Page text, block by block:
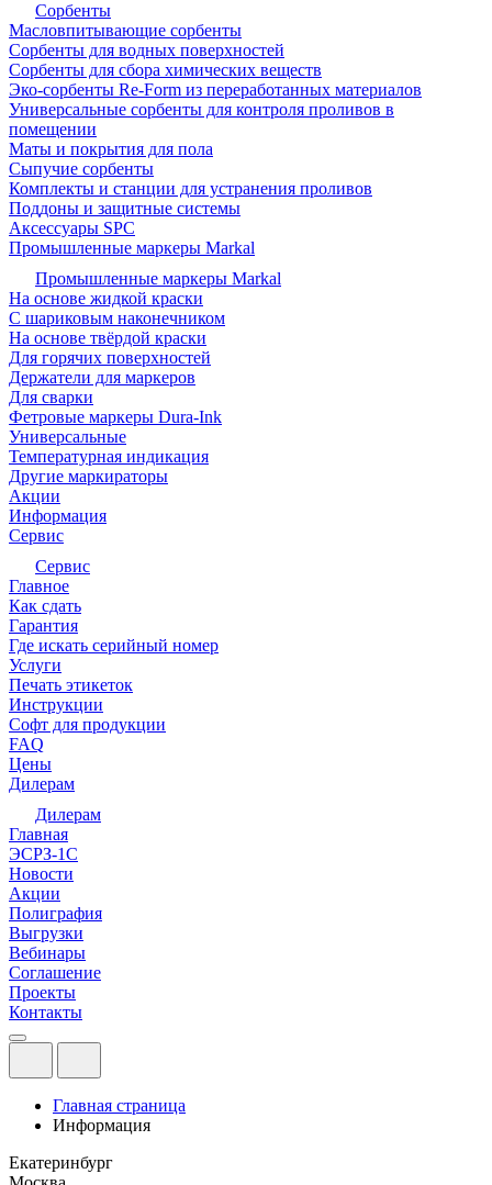
Сорбенты
Масловпитывающие сорбенты
Сорбенты для водных поверхностей
Сорбенты для сбора химических веществ
Эко-сорбенты Re-Form из переработанных материалов
Универсальные сорбенты для контроля проливов в
помещении
Маты и покрытия для пола
Сыпучие сорбенты
Комплекты и станции для устранения проливов
Поддоны и защитные системы
Аксессуары SPC
Промышленные маркеры Markal
Промышленные маркеры Markal
На основе жидкой краски
С шариковым наконечником
На основе твёрдой краски
Для горячих поверхностей
Держатели для маркеров
Для сварки
Фетровые маркеры Dura-Ink
Универсальные
Температурная индикация
Другие маркираторы
Акции
Информация
Сервис
Сервис
Главное
Как сдать
Гарантия
Где искать серийный номер
Услуги
Печать этикеток
Инструкции
Софт для продукции
FAQ
Цены
Дилерам
Дилерам
Главная
ЭСРЗ-1С
Новости
Акции
Полиграфия
Выгрузки
Вебинары
Соглашение
Проекты
Контакты
Главная страница
Информация
Екатеринбург